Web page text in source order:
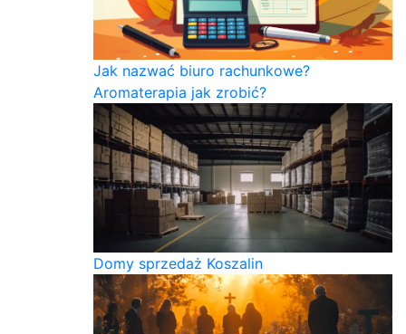
Jak nazwać biuro rachunkowe?
Aromaterapia jak zrobić?
Domy sprzedaż Koszalin